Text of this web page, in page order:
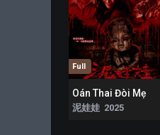
Full
Oán Thai Đòi Mẹ
泥娃娃 2025